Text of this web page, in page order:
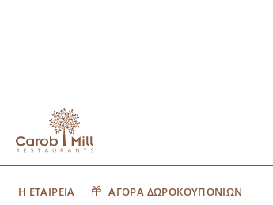
Η ΕΤΑΙΡΕΙΑ ΑΓΟΡΑ ΔΩΡΟΚΟΥΠΟΝΙΩΝ